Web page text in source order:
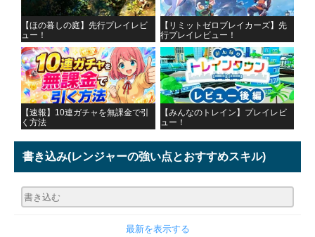
【ほの暮しの庭】先行プレイレビ
ュー！
【リミットゼロブレイカーズ】先
行プレイレビュー！
【速報】10連ガチャを無課金で引
く方法
【みんなのトレイン】プレイレビ
ュー！
書き込み(レンジャーの強い点とおすすめスキル)
最新を表示する